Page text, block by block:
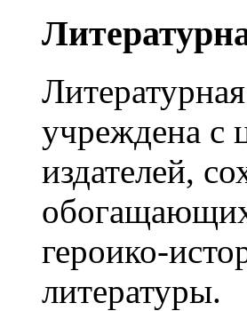
учреждена с
издателей,
героико-
литературы.